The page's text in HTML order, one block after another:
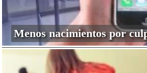
Menos nacimientos por